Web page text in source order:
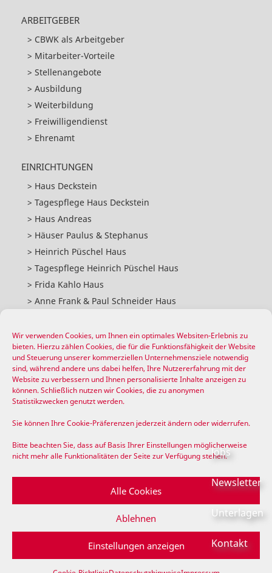
Wir verwenden Cookies, um Ihnen ein optimales Websiten-Erlebnis zu
bieten. Hierzu zählen Cookies, die für die Funktionsfähigkeit der Website
und Steuerung unserer kommerziellen Unternehmensziele notwendig
sind, während andere uns dabei helfen, Ihre Nutzererfahrung mit der
Website zu verbessern und Ihnen personalisierte Inhalte anzeigen zu
können. Schließlich nutzen wir Cookies, die zu anonymen
Statistikzwecken genutzt werden.
Sie können Ihre Cookie-Präferenzen jederzeit ändern oder widerrufen.
Bitte beachten Sie, dass auf Basis Ihrer Einstellungen möglicherweise
nicht mehr alle Funktionalitäten der Seite zur Verfügung stehen.
Alle Cookies
Ablehnen
Einstellungen anzeigen
ARBEITGEBER
CBWK als Arbeitgeber
Mitarbeiter-Vorteile
Stellenangebote
Ausbildung
Weiterbildung
Freiwilligendienst
Ehrenamt
EINRICHTUNGEN
Haus Deckstein
Tagespflege Haus Deckstein
Haus Andreas
Häuser Paulus & Stephanus
Heinrich Püschel Haus
Tagespflege Heinrich Püschel Haus
Frida Kahlo Haus
Anne Frank & Paul Schneider Haus
ANGEBOT
Stationäre Pflege
Service-Wohnen
Tagespflege
Soziale Betreuung
Medizinische Versorgung
INFO
Beratung & Aufnahme
Jobs
Newsletter
Unterlagen
Kontakt